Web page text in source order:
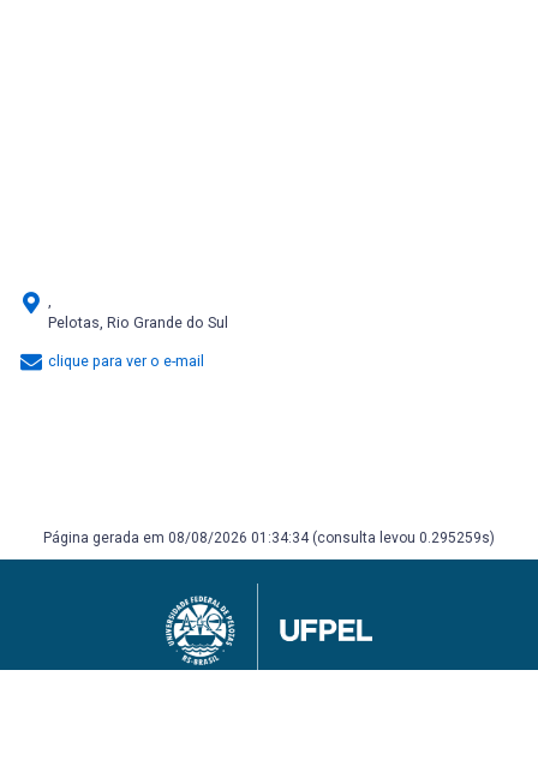
,
Pelotas, Rio Grande do Sul
clique para ver o e-mail
Página gerada em 08/08/2026 01:34:34 (consulta levou 0.295259s)